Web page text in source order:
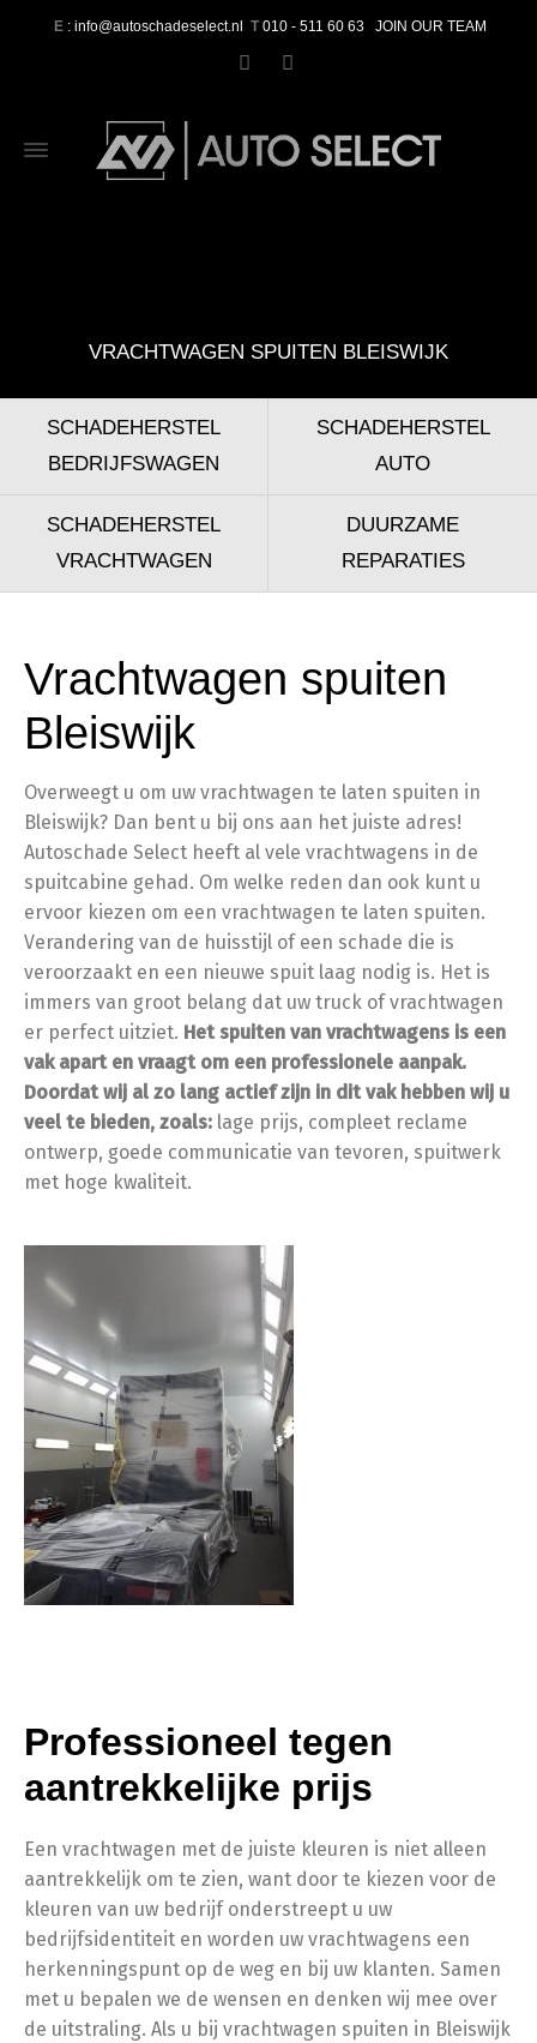
E : info@autoschadeselect.nl T 010 - 511 60 63 JOIN OUR TEAM
VRACHTWAGEN SPUITEN BLEISWIJK
SCHADEHERSTEL
BEDRIJFSWAGEN
SCHADEHERSTEL
AUTO
SCHADEHERSTEL
VRACHTWAGEN
DUURZAME
REPARATIES
Vrachtwagen spuiten
Bleiswijk
Overweegt u om uw vrachtwagen te laten spuiten in
Bleiswijk? Dan bent u bij ons aan het juiste adres!
Autoschade Select heeft al vele vrachtwagens in de
spuitcabine gehad. Om welke reden dan ook kunt u
ervoor kiezen om een vrachtwagen te laten spuiten.
Verandering van de huisstijl of een schade die is
veroorzaakt en een nieuwe spuit laag nodig is. Het is
immers van groot belang dat uw truck of vrachtwagen
er perfect uitziet. Het spuiten van vrachtwagens is een
vak apart en vraagt om een professionele aanpak.
Doordat wij al zo lang actief zijn in dit vak hebben wij u
veel te bieden, zoals: lage prijs, compleet reclame
ontwerp, goede communicatie van tevoren, spuitwerk
met hoge kwaliteit.
Professioneel tegen
aantrekkelijke prijs
Een vrachtwagen met de juiste kleuren is niet alleen
aantrekkelijk om te zien, want door te kiezen voor de
kleuren van uw bedrijf onderstreept u uw
bedrijfsidentiteit en worden uw vrachtwagens een
herkenningspunt op de weg en bij uw klanten. Samen
met u bepalen we de wensen en denken wij mee over
de uitstraling. Als u bij vrachtwagen spuiten in Bleiswijk